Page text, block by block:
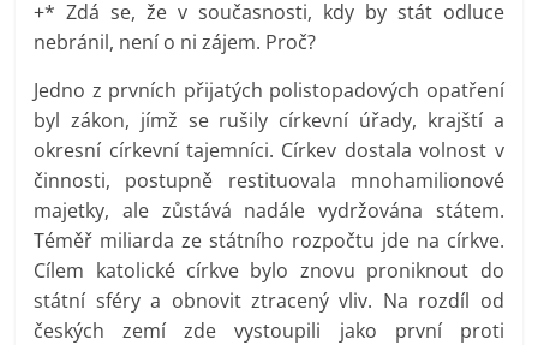
+* Zdá se, že v současnosti, kdy by stát odluce
nebránil, není o ni zájem. Proč?
Jedno z prvních přijatých polistopadových opatření
byl zákon, jímž se rušily církevní úřady, krajští a
okresní církevní tajemníci. Církev dostala volnost v
činnosti, postupně restituovala mnohamilionové
majetky, ale zůstává nadále vydržována státem.
Téměř miliarda ze státního rozpočtu jde na církve.
Cílem katolické církve bylo znovu proniknout do
státní sféry a obnovit ztracený vliv. Na rozdíl od
českých zemí zde vystoupili jako první proti